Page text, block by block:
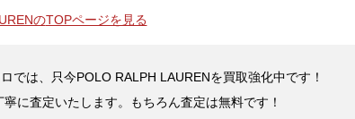
のTOPページを見る
では、只今POLO RALPH LAURENを買取強化中です！
に査定いたします。もちろん査定は無料です！